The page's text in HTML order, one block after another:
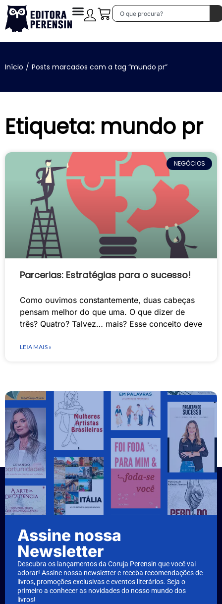
Início / Posts marcados com a tag “mundo pr”
Etiqueta: mundo pr
NEGÓCIOS
Parcerias: Estratégias para o sucesso!
Como ouvimos constantemente, duas cabeças
pensam melhor do que uma. O que dizer de
três? Quatro? Talvez… mais? Esse conceito deve
LEIA MAIS »
Assine nossa
Newsletter
Descubra os lançamentos da Coruja Perensin que você vai
adorar! Assine nossa newsletter e receba recomendações de
livros, promoções exclusivas e eventos literários. Seja o
primeiro a conhecer as novidades do nosso mundo dos
livros!